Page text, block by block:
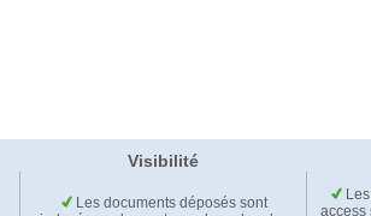
Visibilité
Les documents déposés sont
access